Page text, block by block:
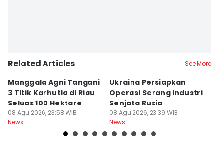
Related Articles See More
Manggala Agni Tangani
3 Titik Karhutla di Riau
Seluas 100 Hektare
08 Agu 2026, 23:58 WIB
News
Ukraina Persiapkan
Operasi Serang Industri
Senjata Rusia
08 Agu 2026, 23:39 WIB
News